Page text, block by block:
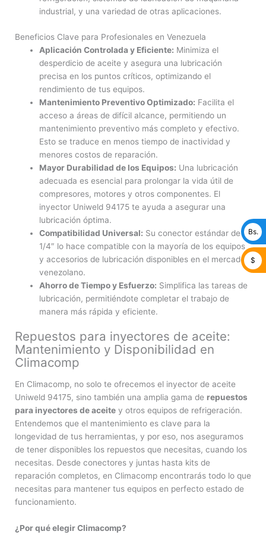
industrial, y una variedad de otras aplicaciones.
Beneficios Clave para Profesionales en Venezuela
Aplicación Controlada y Eficiente: Minimiza el
desperdicio de aceite y asegura una lubricación
precisa en los puntos críticos, optimizando el
rendimiento de tus equipos.
Mantenimiento Preventivo Optimizado: Facilita el
acceso a áreas de difícil alcance, permitiendo un
mantenimiento preventivo más completo y efectivo.
Esto se traduce en menos tiempo de inactividad y
menores costos de reparación.
Mayor Durabilidad de los Equipos: Una lubricación
adecuada es esencial para prolongar la vida útil de
compresores, motores y otros componentes. El
inyector Uniweld 94175 te ayuda a asegurar una
lubricación óptima.
Compatibilidad Universal: Su conector estándar de
1/4″ lo hace compatible con la mayoría de los equipos
y accesorios de lubricación disponibles en el mercado
venezolano.
Ahorro de Tiempo y Esfuerzo: Simplifica las tareas de
lubricación, permitiéndote completar el trabajo de
manera más rápida y eficiente.
Repuestos para inyectores de aceite:
Mantenimiento y Disponibilidad en
Climacomp
En Climacomp, no solo te ofrecemos el inyector de aceite
Uniweld 94175, sino también una amplia gama de repuestos
para inyectores de aceite y otros equipos de refrigeración.
Entendemos que el mantenimiento es clave para la
longevidad de tus herramientas, y por eso, nos aseguramos
de tener disponibles los repuestos que necesitas, cuando los
necesitas. Desde conectores y juntas hasta kits de
reparación completos, en Climacomp encontrarás todo lo que
necesitas para mantener tus equipos en perfecto estado de
funcionamiento.
¿Por qué elegir Climacomp?
Bs.
$